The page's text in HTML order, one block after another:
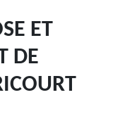
ET
DE